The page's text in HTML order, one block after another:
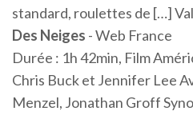
standard, roulettes de […]
Des Neiges - Web France
Durée : 1h 42min, Film
Chris Buck et Jennifer Lee
Menzel, Jonathan Groff